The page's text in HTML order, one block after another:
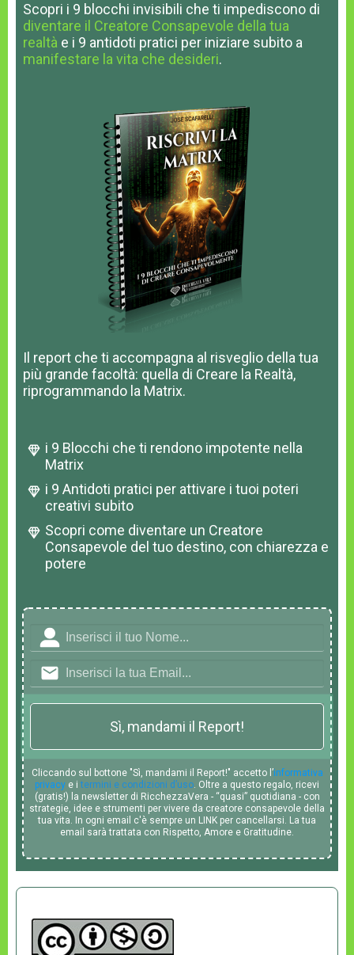
Scopri i 9 blocchi invisibili che ti impediscono di
diventare il Creatore Consapevole della tua
realtà e i 9 antidoti pratici per iniziare subito a
manifestare la vita che desideri.
Il report che ti accompagna al risveglio della tua
più grande facoltà: quella di Creare la Realtà,
riprogrammando la Matrix.
i 9 Blocchi che ti rendono impotente nella
Matrix
i 9 Antidoti pratici per attivare i tuoi poteri
creativi subito
Scopri come diventare un Creatore
Consapevole del tuo destino, con chiarezza e
potere
Sì, mandami il Report!
Cliccando sul bottone "Sì, mandami il Report!" accetto l’informativa
privacy e itermini e condizioni d’uso. Oltre a questo regalo, ricevi
(gratis!) la newsletter di RicchezzaVera - “quasi” quotidiana - con
strategie, idee e strumenti per vivere da creatore consapevole della
tua vita. In ogni email c'è sempre un LINK per cancellarsi. La tua
email sarà trattata con Rispetto, Amore e Gratitudine.